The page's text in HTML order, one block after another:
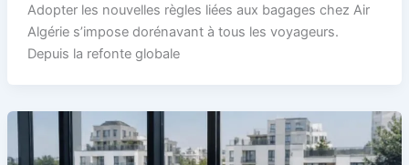
Adopter les nouvelles règles liées aux bagages chez Air
Algérie s’impose dorénavant à tous les voyageurs.
Depuis la refonte globale